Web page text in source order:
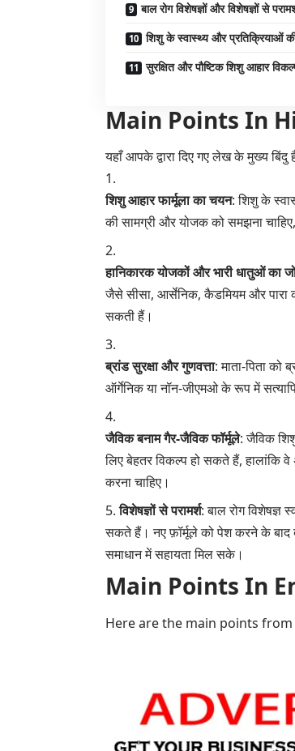
बाल रोग विशेषज्ञों और विशेषज्ञों से
शिशु के स्वास्थ्य और प्रतिक्रियाओं की
सुरक्षित और पौष्टिक शिशु आहार
Main Points In
यहाँ आपके द्वारा दिए गए लेख के मुख्य बिंदु
शिशु आहार फार्मूला का चयन: शिशु के
की सामग्री और योजक को समझना
हानिकारक योजकों और भारी धातुओं का
जैसे सीसा, आर्सेनिक, कैडमियम और पारा
सकती हैं।
ब्रांड सुरक्षा और गुणवत्ता: माता-पिता को
ऑर्गेनिक या नॉन-जीएमओ के रूप में
जैविक बनाम गैर-जैविक फॉर्मूले: जैविक
लिए बेहतर विकल्प हो सकते हैं, हालांकि
करना चाहिए।
विशेषज्ञों से परामर्श: बाल रोग
सकते हैं। नए फ़ॉर्मूले को पेश करने के बाद
समाधान में सहायता मिल सके।
Main Points In
Here are the main points